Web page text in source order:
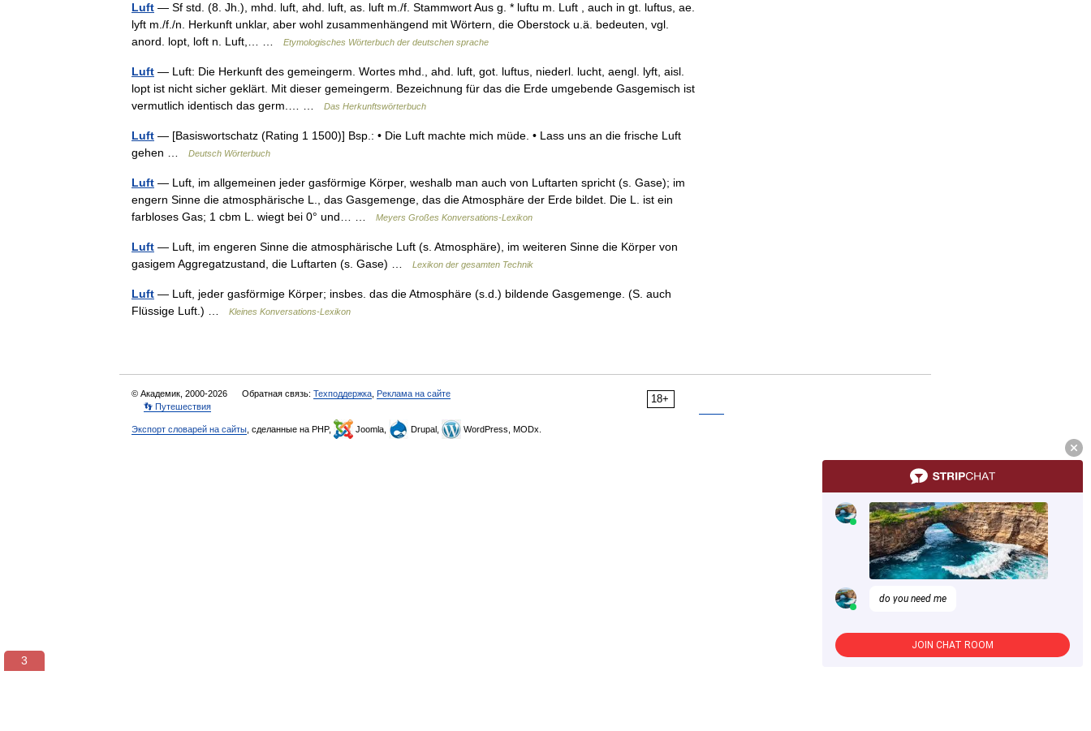
Luft — Sf std. (8. Jh.), mhd. luft, ahd. luft, as. luft m./f. Stammwort Aus g. * luftu m. Luft , auch in gt. luftus, ae.
lyft m./f./n. Herkunft unklar, aber wohl zusammenhängend mit Wörtern, die Oberstock u.ä. bedeuten, vgl.
anord. lopt, loft n. Luft,… …
Etymologisches Wörterbuch der deutschen sprache
Luft — Luft: Die Herkunft des gemeingerm. Wortes mhd., ahd. luft, got. luftus, niederl. lucht, aengl. lyft, aisl.
lopt ist nicht sicher geklärt. Mit dieser gemeingerm. Bezeichnung für das die Erde umgebende Gasgemisch ist
vermutlich identisch das germ.… …
Das Herkunftswörterbuch
Luft — [Basiswortschatz (Rating 1 1500)] Bsp.: • Die Luft machte mich müde. • Lass uns an die frische Luft
gehen …
Deutsch Wörterbuch
Luft — Luft, im allgemeinen jeder gasförmige Körper, weshalb man auch von Luftarten spricht (s. Gase); im
engern Sinne die atmosphärische L., das Gasgemenge, das die Atmosphäre der Erde bildet. Die L. ist ein
farbloses Gas; 1 cbm L. wiegt bei 0° und… …
Meyers Großes Konversations-Lexikon
Luft — Luft, im engeren Sinne die atmosphärische Luft (s. Atmosphäre), im weiteren Sinne die Körper von
gasigem Aggregatzustand, die Luftarten (s. Gase) …
Lexikon der gesamten Technik
Luft — Luft, jeder gasförmige Körper; insbes. das die Atmosphäre (s.d.) bildende Gasgemenge. (S. auch
Flüssige Luft.) …
Kleines Konversations-Lexikon
18+
© Академик, 2000-2026 Обратная связь: Техподдержка Реклама на сайте
👣 Путешествия
Экспорт словарей на сайты , сделанные на PHP, Joomla, Drupal, WordPress, MODx.
3